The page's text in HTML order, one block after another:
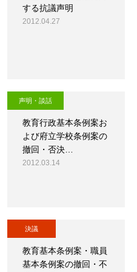
する抗議声明
2012.04.27
声明・談話
教育行政基本条例案お
よび府立学校条例案の
撤回・否決…
2012.03.14
決議
教育基本条例案・職員
基本条例案の撤回・不